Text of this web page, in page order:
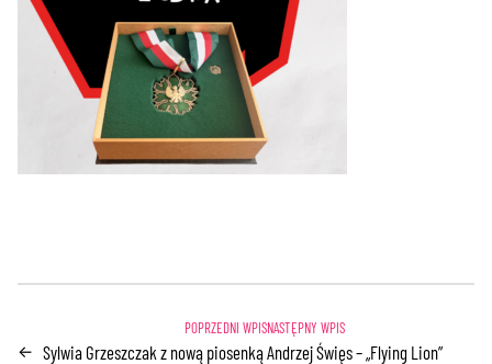
← Sylwia Grzeszczak z nową piosenkąAndrzej Święs – „Flying Lion”